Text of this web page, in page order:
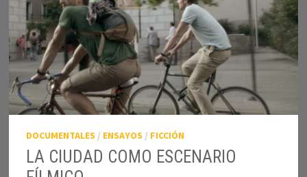
DOCUMENTALES / ENSAYOS / FICCIÓN
LA CIUDAD COMO ESCENARIO